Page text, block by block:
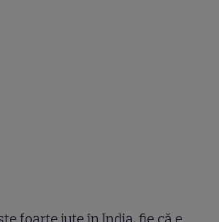
foarte iute în India, fie că e